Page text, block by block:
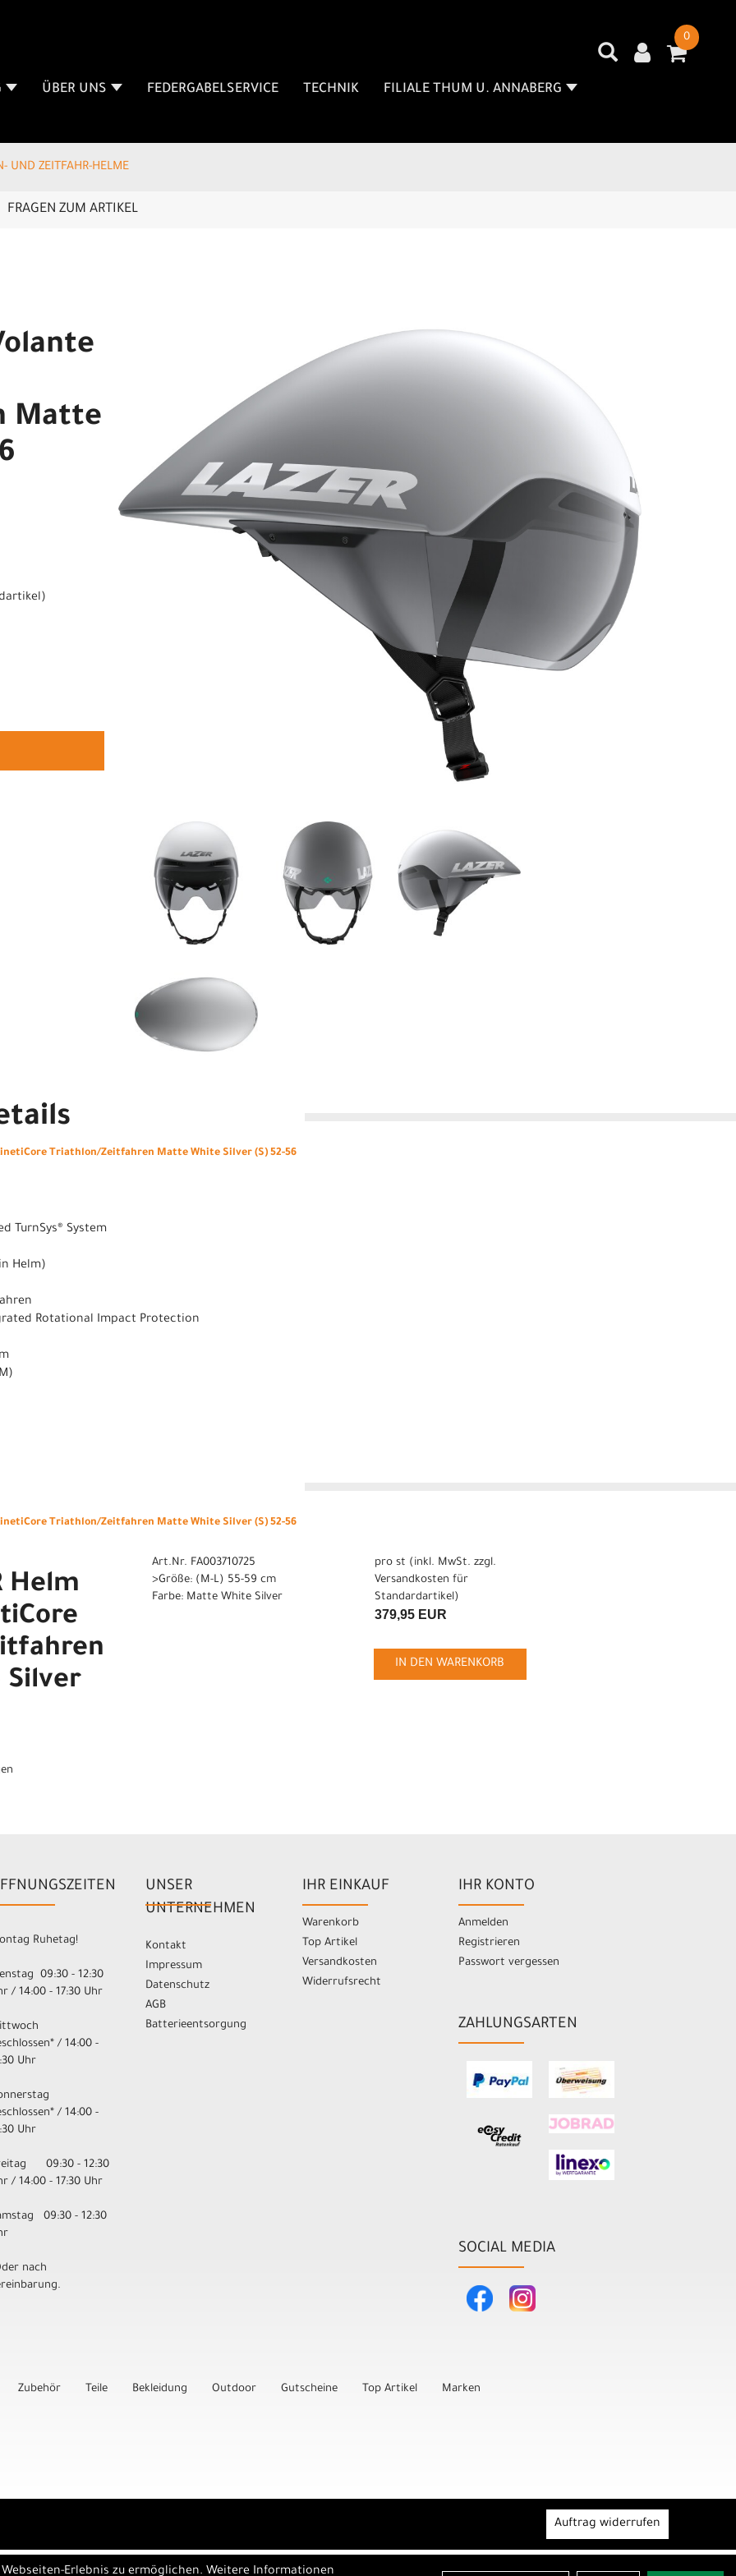
0
ÜBER UNS FEDERGABELSERVICE TECHNIK FILIALE THUM U. ANNABERG
UND ZEITFAHR-HELME
FRAGEN ZUM ARTIKEL
Matte
)
KinetiCore Triathlon/Zeitfahren Matte White Silver (S) 52-56
TurnSys® System
Helm)
Rotational Impact Protection
KinetiCore Triathlon/Zeitfahren Matte White Silver (S) 52-56
Helm
Silver
Art.Nr. FA003710725
>Größe: (M-L) 55-59 cm
Farbe: Matte White Silver
pro st (inkl. MwSt. zzgl.
Versandkosten für
Standardartikel)
379,95 EUR
IN DEN WARENKORB
Ruhetag!
09:30 - 12:30
/ 14:00 - 17:30 Uhr
/ 14:00 -
Uhr
/ 14:00 -
Uhr
09:30 - 12:30
/ 14:00 - 17:30 Uhr
09:30 - 12:30
nach
UNSER
UNTERNEHMEN
Kontakt
Impressum
Datenschutz
AGB
Batterieentsorgung
IHR EINKAUF
Warenkorb
Top Artikel
Versandkosten
Widerrufsrecht
IHR KONTO
Anmelden
Registrieren
Passwort vergessen
ZAHLUNGSARTEN
SOCIAL MEDIA
Zubehör Teile Bekleidung Outdoor Gutscheine Top Artikel Marken
Erlebnis zu ermöglichen. Weitere Informationen
Auftrag widerrufen